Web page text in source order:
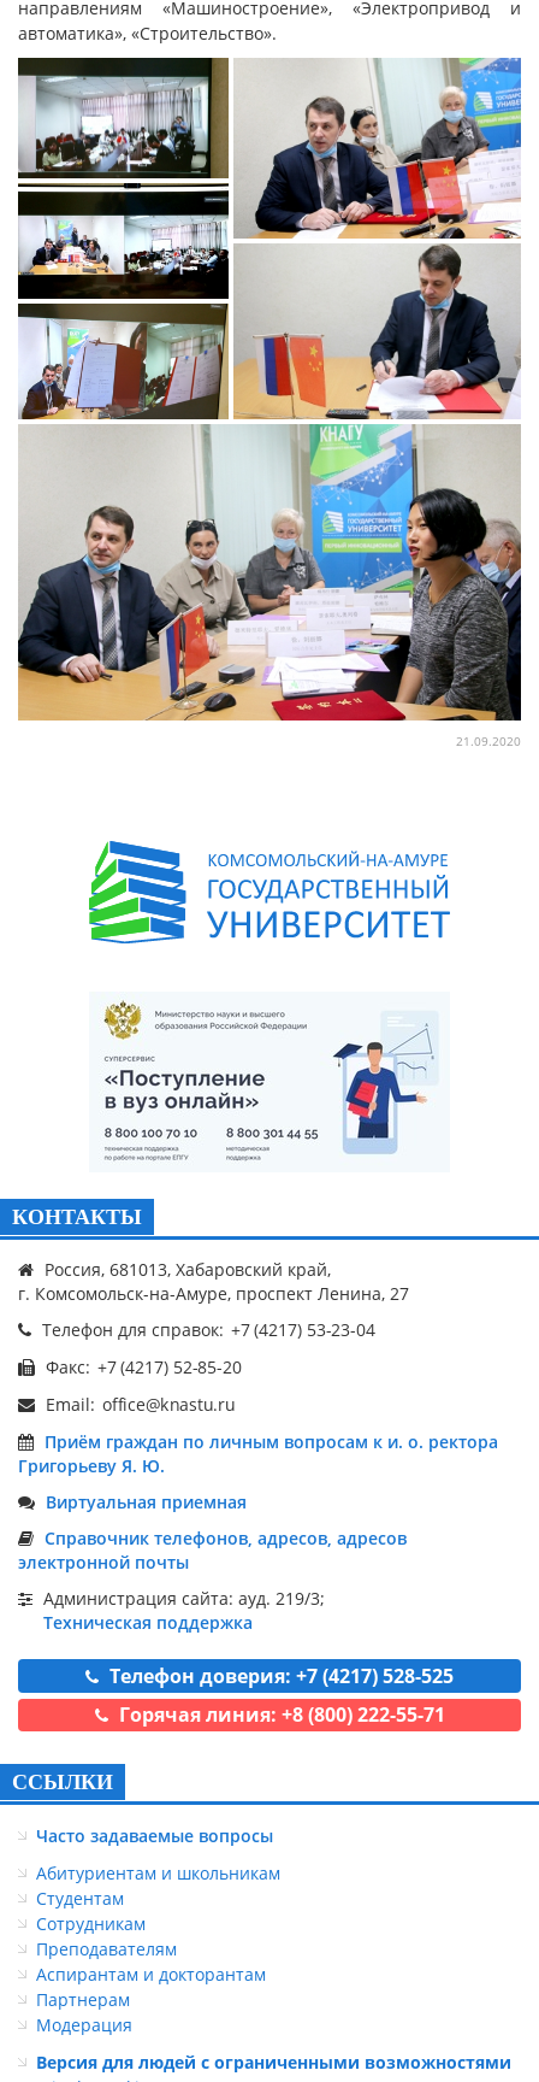
направлениям «Машиностроение», «Электропривод и
автоматика», «Строительство».
21.09.2020
КОНТАКТЫ
Россия, 681013, Хабаровский край,
г. Комсомольск-на-Амуре, проспект Ленина, 27
Телефон для справок:
Факс:
Email:
Приём граждан по личным вопросам к и. о. ректора
Григорьеву Я. Ю.
Виртуальная приемная
Справочник телефонов, адресов, адресов
электронной почты
Администрация сайта: ауд. 219/3;
Техническая поддержка
Телефон доверия: +7 (4217) 528-525
Горячая линия: +8 (800) 222-55-71
ССЫЛКИ
Часто задаваемые вопросы
Абитуриентам и школьникам
Студентам
Сотрудникам
Преподавателям
Аспирантам и докторантам
Партнерам
Модерация
Версия для людей с ограниченными возможностями